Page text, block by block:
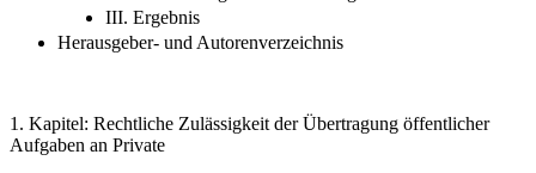
III. Ergebnis
Herausgeber- und Autorenverzeichnis
1. Kapitel: Rechtliche Zulässigkeit der Übertragung öffentlicher
Aufgaben an Private